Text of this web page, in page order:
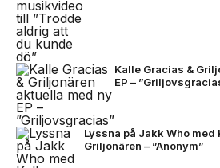
Kalle Gracias &
EP –
Lyssna på Jakk Who med
Griljonären – ”Anonym”